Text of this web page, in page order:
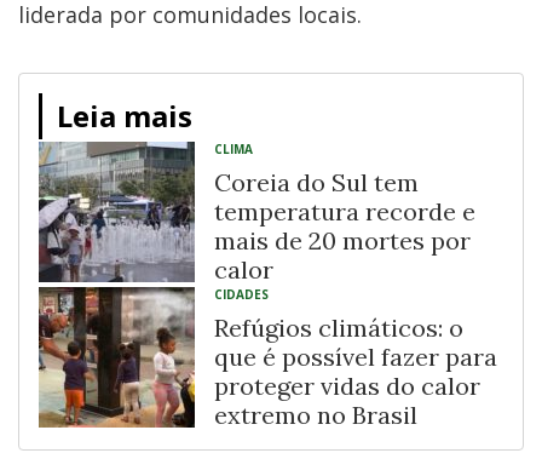
liderada por comunidades locais.
Leia mais
CLIMA
Coreia do Sul tem
temperatura recorde e
mais de 20 mortes por
calor
CIDADES
Refúgios climáticos: o
que é possível fazer para
proteger vidas do calor
extremo no Brasil